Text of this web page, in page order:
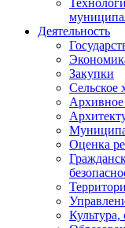
Деятельность
Закупки
Сельское
Архивное
Оценка